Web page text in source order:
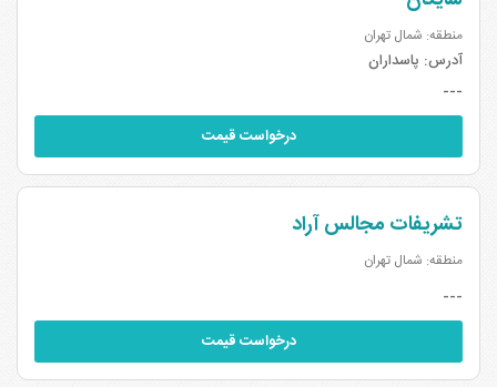
منطقه: شمال تهران
آدرس: پاسداران
---
درخواست قیمت
تشریفات مجالس آراد
منطقه: شمال تهران
---
درخواست قیمت